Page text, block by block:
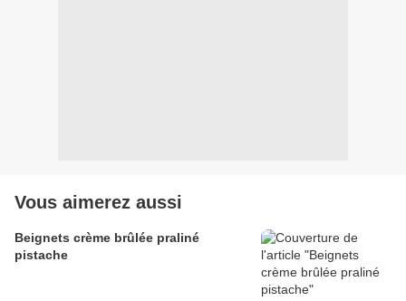
Vous aimerez aussi
Beignets crème brûlée praliné
pistache